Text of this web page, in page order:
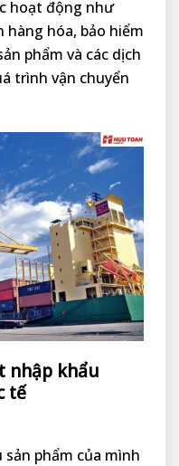
hoạt động như
hàng hóa, bảo hiểm
phẩm và các dịch
trình vận chuyển
nhập khẩu
tế
phẩm của mình